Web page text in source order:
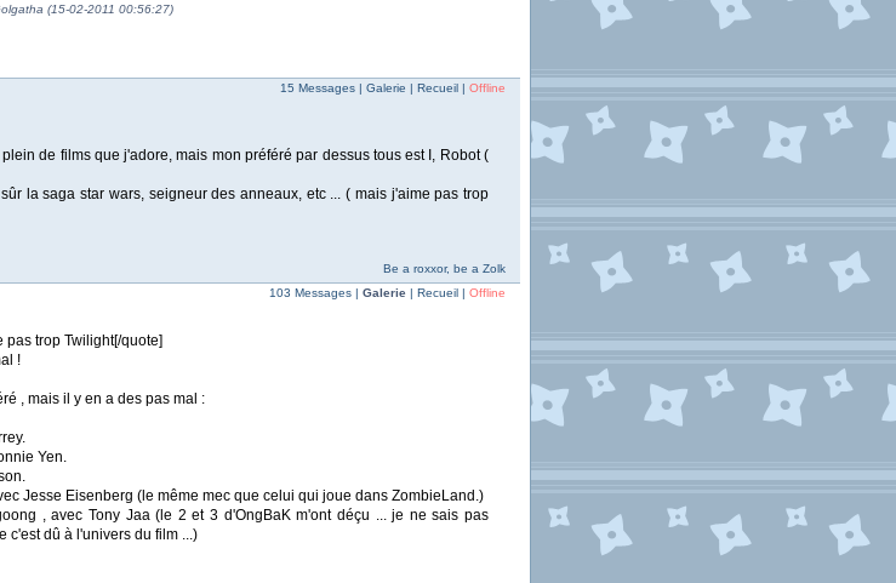
(15-02-2011 00:56:27)
15 Messages | Galerie | Recueil | Offline
de films que j'adore, mais mon préféré par dessus tous est I, Robot (
la saga star wars, seigneur des anneaux, etc ... ( mais j'aime pas trop
Be a roxxor, be a Zolk
103 Messages | Galerie | Recueil | Offline
pas trop Twilight[/quote]
!
, mais il y en a des pas mal :
Yen.
Jesse Eisenberg (le même mec que celui qui joue dans ZombieLand.)
, avec Tony Jaa (le 2 et 3 d'OngBaK m'ont déçu ... je ne sais pas
c'est dû à l'univers du film ...)